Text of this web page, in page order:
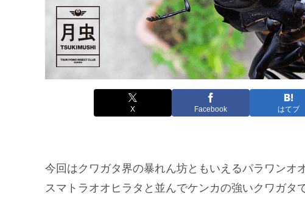
X Facebook はてブ
今回はクワガタ界の暴れん坊ともいえるパラワンオ
スマトラオオヒラタと並んでケンカの強いクワガタで